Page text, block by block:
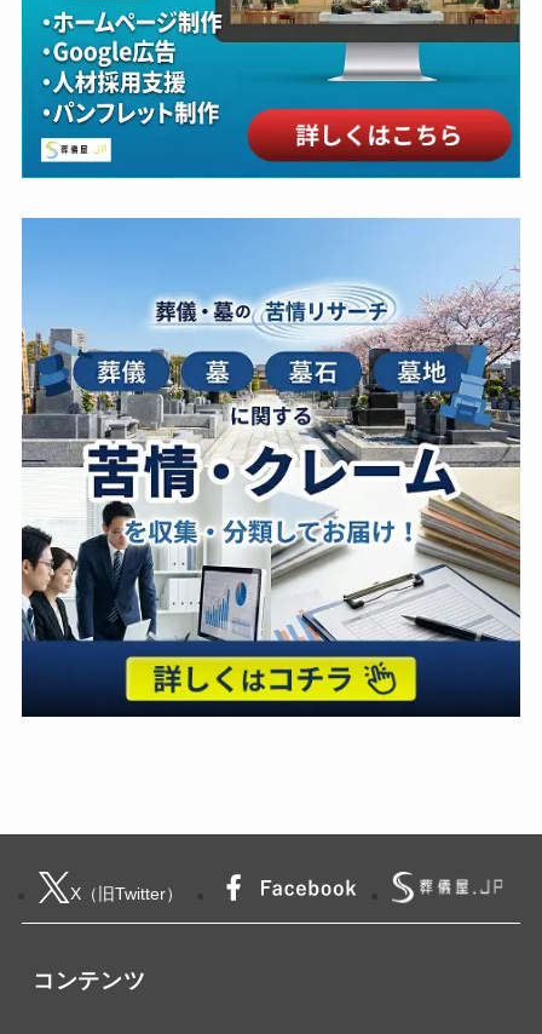
X（旧Twitter）
コンテンツ